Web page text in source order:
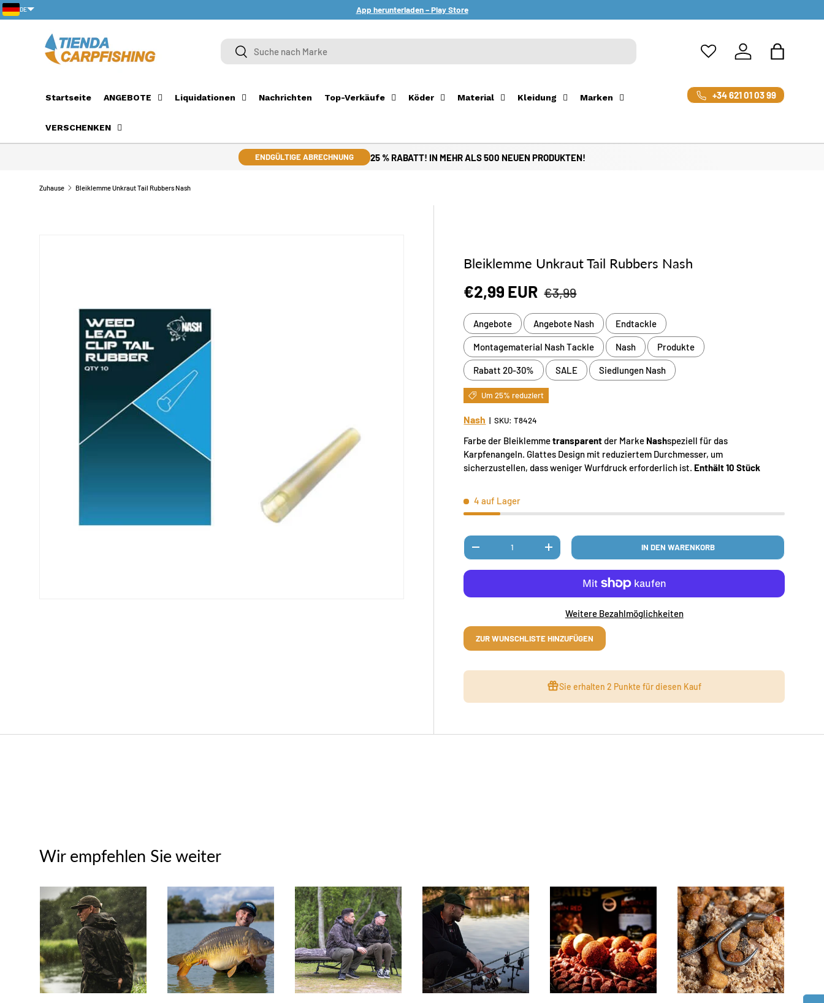
DIREKT ZUM INHALT
App herunterladen – Play Store
Suchen
Suchen
Einloggen
Startseite ANGEBOTE Liquidationen Nachrichten Top-Verkäufe Köder Material Kleidung Marken
VERSCHENKEN
+34 621 01 03 99
ENDGÜLTIGE ABRECHNUNG 25 % RABATT! IN MEHR ALS 500 NEUEN PRODUKTEN!
Zuhause Bleiklemme Unkraut Tail Rubbers Nash
Bleiklemme Unkraut Tail Rubbers Nash
Verkaufspreis
€2,99 EUR Normaler Preis
€3,99
Angebote Angebote Nash Endtackle
Montagematerial Nash Tackle Nash Produkte
Rabatt 20-30% SALE Siedlungen Nash
Um 25% reduziert
Nash |SKU: T8424
Farbe der Bleiklemmetransparentder Marke Nashspeziell für das
Karpfenangeln. Glattes Design mit reduziertem Durchmesser, um
sicherzustellen, dass weniger Wurfdruck erforderlich ist. Enthält 10 Stück
4 auf Lager
Anzahl
MENGE VERRINGERNMENGE ERHÖHEN IN DEN WARENKORB
Weitere Bezahlmöglichkeiten
ZUR WUNSCHLISTE HINZUFÜGEN
Sie erhalten2 Punkte für diesen Kauf
Wir empfehlen Sie weiter
DE